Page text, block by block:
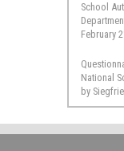
School
February
National
by